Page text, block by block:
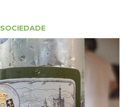
SOCIEDADE